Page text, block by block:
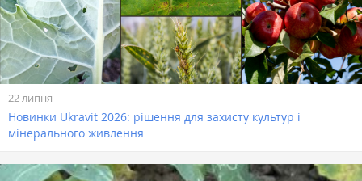
22 липня
Новинки Ukravit 2026: рішення для захисту культур і
мінерального живлення